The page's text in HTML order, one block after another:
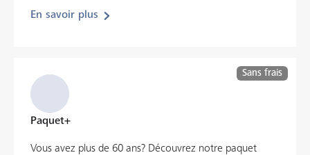
En savoir plus
Sans frais
Paquet+
Vous avez plus de 60 ans? Découvrez notre paquet